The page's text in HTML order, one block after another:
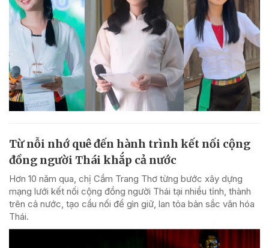
Từ nỗi nhớ quê đến hành trình kết nối cộng
đồng người Thái khắp cả nước
Hơn 10 năm qua, chị Cầm Trang Thơ từng bước xây dựng
mạng lưới kết nối cộng đồng người Thái tại nhiều tỉnh, thành
trên cả nước, tạo cầu nối để gìn giữ, lan tỏa bản sắc văn hóa
Thái.